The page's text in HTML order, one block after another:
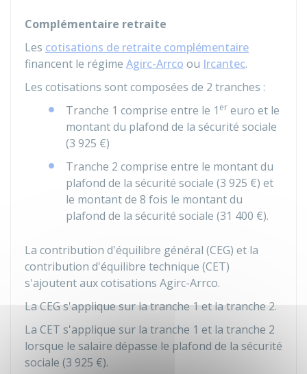
Complémentaire retraite
Les cotisations de retraite complémentaire
financent le régime Agirc-Arrco ou Ircantec.
Les cotisations sont composées de 2 tranches :
Tranche 1 comprise entre le 1 er euro et le
montant du plafond de la sécurité sociale
(3 925 €)
Tranche 2 comprise entre le montant du
plafond de la sécurité sociale (3 925 €) et
le montant de 8 fois le montant du
plafond de la sécurité sociale (31 400 €).
La contribution d'équilibre général (CEG) et la
contribution d'équilibre technique (CET)
s'ajoutent aux cotisations Agirc-Arrco.
La CEG s'applique sur la tranche 1 et la tranche 2.
La CET s'applique sur la tranche 1 et la tranche 2
lorsque le salaire dépasse le plafond de la sécurité
sociale (3 925 €).